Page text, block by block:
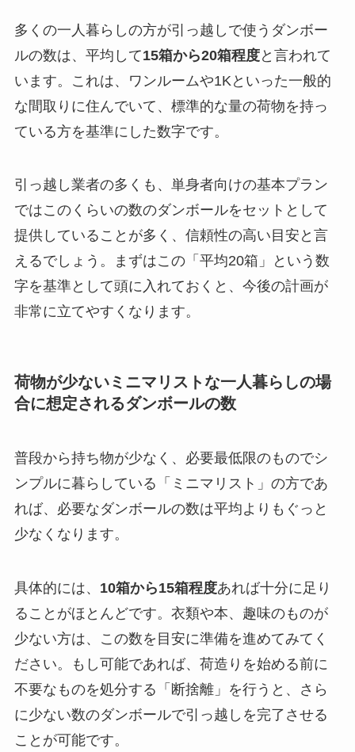
多くの一人暮らしの方が引っ越しで使うダンボー
ルの数は、平均して15箱から20箱程度と言われて
います。これは、ワンルームや1Kといった一般的
な間取りに住んでいて、標準的な量の荷物を持っ
ている方を基準にした数字です。
引っ越し業者の多くも、単身者向けの基本プラン
ではこのくらいの数のダンボールをセットとして
提供していることが多く、信頼性の高い目安と言
えるでしょう。まずはこの「平均20箱」
という数
字を基準として頭に入れておくと、 今後の計画が
非常に立てやすくなります。
荷物が少ないミニマリストな一人暮らしの場
合に想定されるダンボールの数
普段から持ち物が少なく、必要最低限のものでシ
ンプルに暮らしている「ミニマリスト」の方であ
れば、必要なダンボールの数は平均よりもぐっと
少なくなります。
具体的には、 10箱から15箱程度あれば十分に足り
ることがほとんどです。衣類や本、趣味のものが
少ない方は、この数を目安に準備を進めてみてく
ださい。もし可能であれば、荷造りを始める前に
不要なものを処分する「断捨離」 を行うと、さら
に少ない数のダンボールで引っ越しを完了させる
ことが可能です。